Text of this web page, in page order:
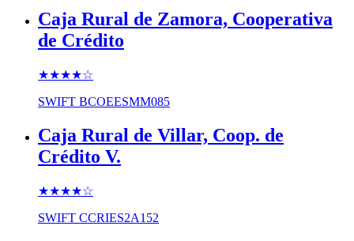
Caja Rural de Zamora, Cooperativa
de Crédito
★★★★☆
SWIFT BCOEESMM085
Caja Rural de Villar, Coop. de
Crédito V.
★★★★☆
SWIFT CCRIES2A152